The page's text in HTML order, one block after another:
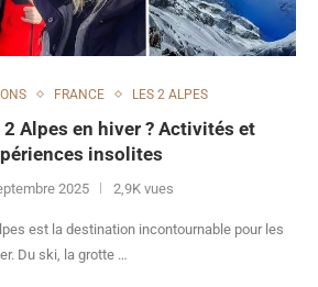
FRANCE LES 2 ALPES
2 Alpes en hiver ? Activités et
insolites
2025 2,9K vues
est la destination incontournable pour les
Du ski, la grotte …